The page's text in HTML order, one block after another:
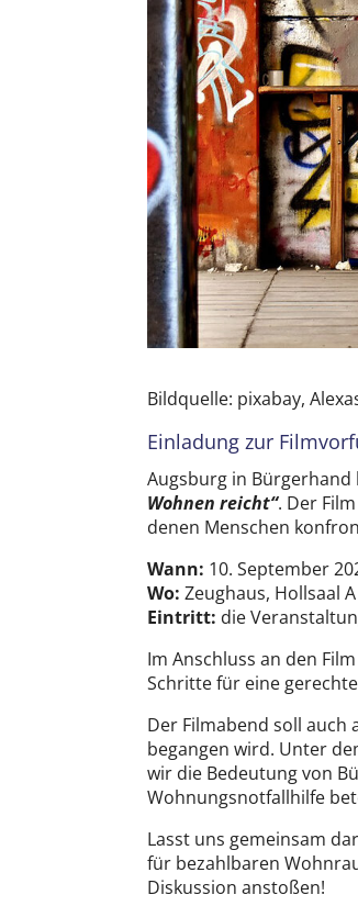
Bildquelle: pixabay,
Einladung zur
Augsburg in
Wohnen reicht“. Der
denen Menschen
Wann: 10. September
Wo: Zeughaus, Hollsaal A
Eintritt: die
Im Anschluss an den
Schritte für eine
Der Filmabend soll auch
begangen wird. Unter
wir die Bedeutung von
Wohnungsnotfallhilfe
Lasst uns gemeinsam
für bezahlbaren
Diskussion anstoßen!